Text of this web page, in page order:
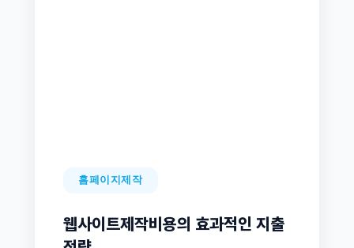
홈페이지제작
웹사이트제작비용의 효과적인 지출